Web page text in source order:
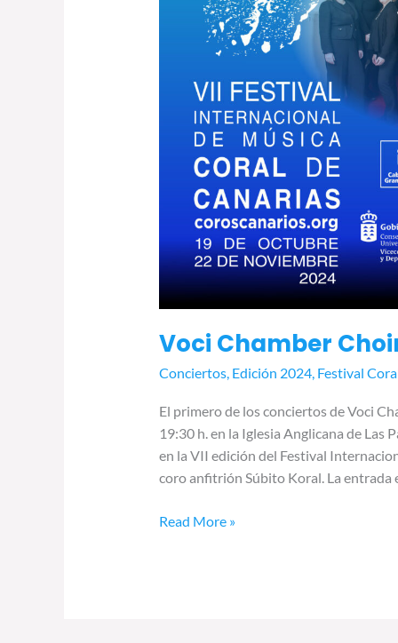
Voci Chamber
Conciertos, Edición 2024, Festival
El primero de los conciertos de Voci
19:30 h. en la Iglesia Anglicana de Las
en la VII edición del Festival
coro anfitrión Súbito Koral. La entrada
Read More »